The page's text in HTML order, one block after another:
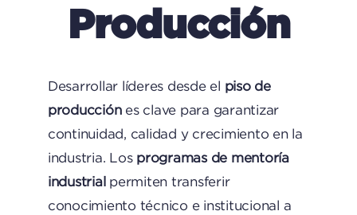
Producción
Desarrollar líderes desde el piso de
producciónes clave para garantizar
continuidad, calidad y crecimiento en la
industria. Los programas de mentoría
industrial permiten transferir
conocimiento técnico e institucional a